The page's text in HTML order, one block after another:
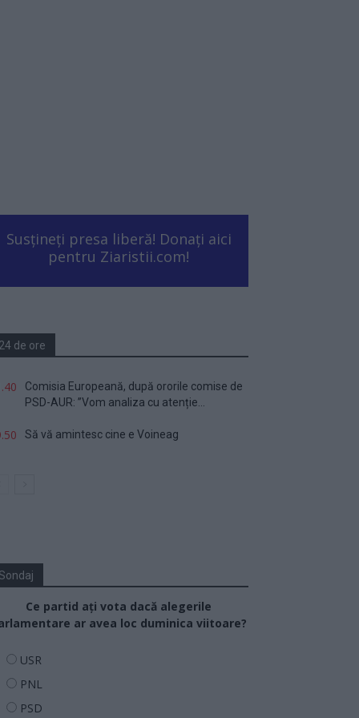
Susțineți presa liberă! Donați aici
pentru Ziaristii.com!
24 de ore
Comisia Europeană, după ororile comise de
PSD-AUR: ”Vom analiza cu atenție...
Să vă amintesc cine e Voineag
Ce partid ați vota dacă alegerile
ar avea loc duminica viitoare?
USR
PNL
PSD